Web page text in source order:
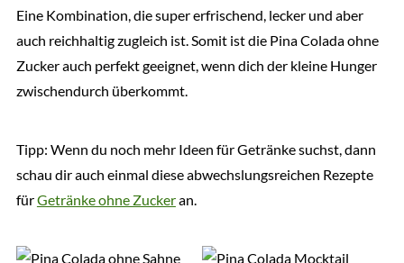
Eine Kombination, die super erfrischend, lecker und aber
auch reichhaltig zugleich ist. Somit ist die Pina Colada ohne
Zucker auch perfekt geeignet, wenn dich der kleine Hunger
zwischendurch überkommt.
Tipp: Wenn du noch mehr Ideen für Getränke suchst, dann
schau dir auch einmal diese abwechslungsreichen Rezepte
fürGetränke ohne Zuckeran.